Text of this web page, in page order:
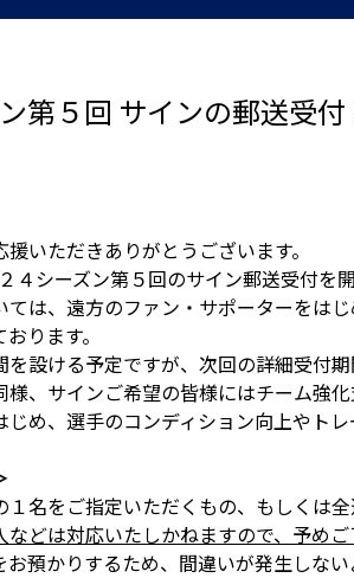
第５回 サインの郵送受
いただきありがとうございます。
４シーズン第５回のサイン郵送受付を
ては、遠方のファン・サポーターをは
ります。
設ける予定ですが、次回の詳細受付期
様、サインご希望の皆様にはチーム強
め、選手のコンディション向上やト
１名をご指定いただくもの、もしくは
どは対応いたしかねますので、予めご
預かりするため、間違いが発生しな